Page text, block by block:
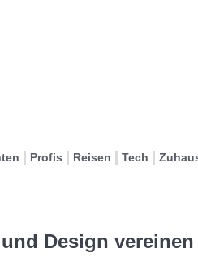
Profis Reisen Tech
Design vereinen